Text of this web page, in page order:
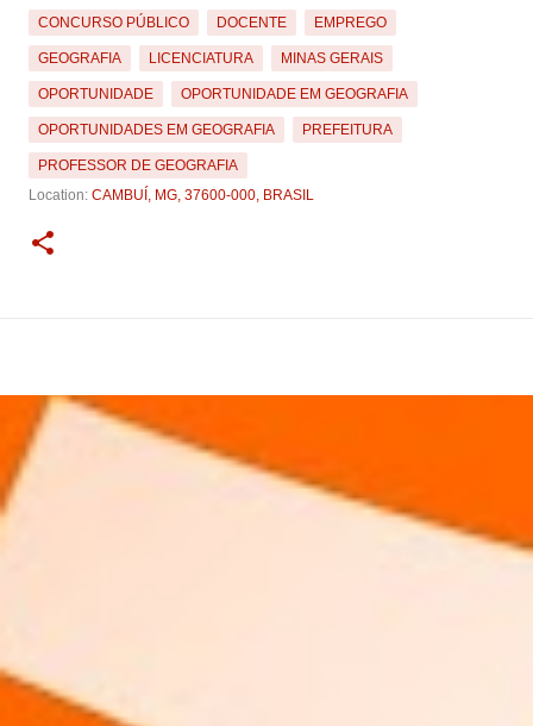
CONCURSO PÚBLICO DOCENTE EMPREGO
GEOGRAFIA LICENCIATURA MINAS GERAIS
OPORTUNIDADE OPORTUNIDADE EM GEOGRAFIA
OPORTUNIDADES EM GEOGRAFIA PREFEITURA
PROFESSOR DE GEOGRAFIA
Location: CAMBUÍ, MG, 37600-000, BRASIL